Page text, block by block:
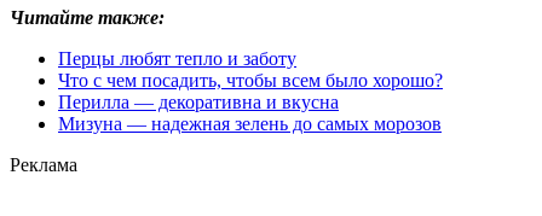
Читайте также:
Перцы любят тепло и заботу
Что с чем посадить, чтобы всем было хорошо?
Перилла — декоративна и вкусна
Мизуна — надежная зелень до самых морозов
Реклама